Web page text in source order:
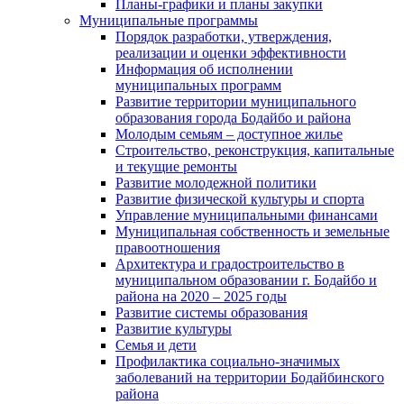
Планы-графики и планы закупки
Муниципальные программы
Порядок разработки, утверждения,
реализации и оценки эффективности
Информация об исполнении
муниципальных программ
Развитие территории муниципального
образования города Бодайбо и района
Молодым семьям – доступное жилье
Строительство, реконструкция, капитальные
и текущие ремонты
Развитие молодежной политики
Развитие физической культуры и спорта
Управление муниципальными финансами
Муниципальная собственность и земельные
правоотношения
Архитектура и градостроительство в
муниципальном образовании г. Бодайбо и
района на 2020 – 2025 годы
Развитие системы образования
Развитие культуры
Семья и дети
Профилактика социально-значимых
заболеваний на территории Бодайбинского
района